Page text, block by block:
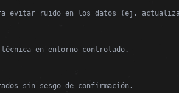
evitar ruido en los datos (ej.
en entorno controlado.
sin sesgo de confirmación.